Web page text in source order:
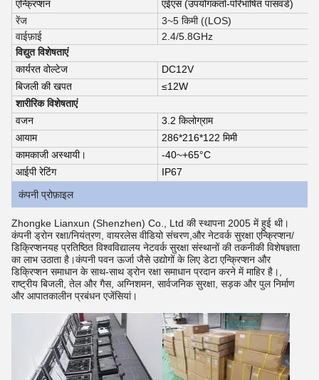
एन्क्रिप्शन
एईएस (उपयोगकर्ता-परिभाषित पासवर्ड)
रेंज
3~5 किमी ((LOS)
वाईफ़ाई
2.4/5.8GHz
विद्युत विशेषताएं
कार्यरत वोल्टेज
DC12V
बिजली की खपत
≤12W
शारीरिक विशेषताएं
वजन
3.2 किलोग्राम
आयाम
286*216*122 मिमी
कामकाजी अस्थायी।
-40~+65°C
आईपी रेटिंग
IP67
कंपनी प्रोफ़ाइल
Zhongke Lianxun (Shenzhen) Co., Ltd की स्थापना 2005 में हुई थी।
कंपनी ड्रोन रक्षा/नियंत्रण, वायरलेस वीडियो संचरण,और नेटवर्क सुरक्षा एन्क्रिप्शन/
डिक्रिप्शनयह प्रतिष्ठित विश्वविद्यालय नेटवर्क सुरक्षा संस्थानों की तकनीकी विशेषज्ञता
का लाभ उठाता है।कंपनी पवन ऊर्जा जैसे उद्योगों के लिए डेटा एन्क्रिप्शन और
डिक्रिप्शन समाधान के साथ-साथ ड्रोन रक्षा समाधान प्रदान करने में माहिर है।,
राष्ट्रीय बिजली, तेल और गैस, अग्निशमन, सार्वजनिक सुरक्षा, सड़क और पुल निर्माण
और आपातकालीन प्रबंधन एजेंसियां।